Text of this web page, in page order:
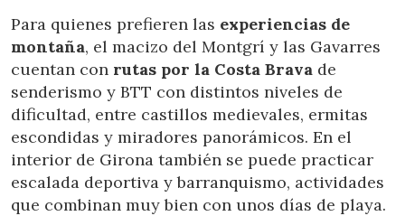
Para quienes prefieren las experiencias de
montaña, el macizo del Montgrí y las Gavarres
cuentan con rutas por la Costa Brava de
senderismo y BTT con distintos niveles de
dificultad, entre castillos medievales, ermitas
escondidas y miradores panorámicos. En el
interior de Girona también se puede practicar
escalada deportiva y barranquismo, actividades
que combinan muy bien con unos días de playa.